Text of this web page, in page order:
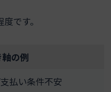
です。
の例
払い条件不安